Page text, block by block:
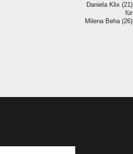
  
für
  